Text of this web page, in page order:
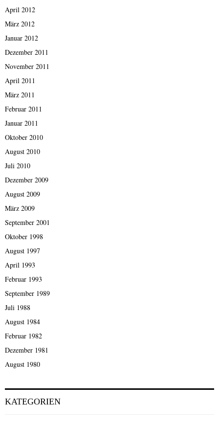
April 2012
März 2012
Januar 2012
Dezember 2011
November 2011
April 2011
März 2011
Februar 2011
Januar 2011
Oktober 2010
August 2010
Juli 2010
Dezember 2009
August 2009
März 2009
September 2001
Oktober 1998
August 1997
April 1993
Februar 1993
September 1989
Juli 1988
August 1984
Februar 1982
Dezember 1981
August 1980
KATEGORIEN